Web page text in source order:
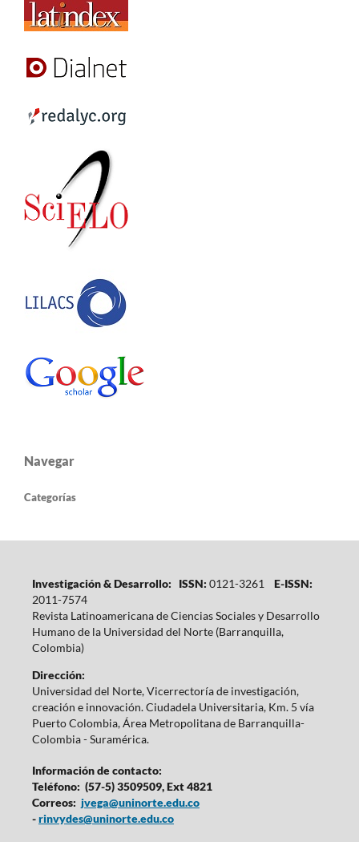
Navegar
Categorías
Investigación & Desarrollo: ISSN: 0121-3261
E-ISSN:
2011-7574
Revista Latinoamericana de Ciencias Sociales y Desarrollo
Humano de la Universidad del Norte (Barranquilla,
Colombia)
Dirección:
Universidad del Norte, Vicerrectoría de investigación,
creación e innovación. Ciudadela Universitaria, Km. 5 vía
Puerto Colombia, Área Metropolitana de Barranquilla-
Colombia - Suramérica.
Información de contacto:
Teléfono: (57-5) 3509509, Ext 4821
Correos: jvega@uninorte.edu.co
-rinvydes@uninorte.edu.co